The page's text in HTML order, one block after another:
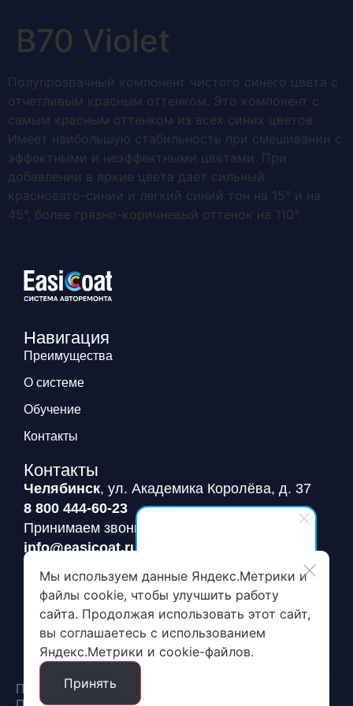
EasiCoat
Здравствуйте! Готовы помочь
вам. Напишите мне, если у
вас появятся вопросы.
В70 Violet
Полупрозрачный компонент чистого синего цвета с
отчетливым красным оттенком. Это компонент с
самым красным оттенком из всех синих цветов.
Имеет наибольшую стабильность при смешивании с
эффектными и неэффектными цветами. При
добавлении в яркие цвета дает сильный
красновато-синий и легкий синий тон на 15° и на
45°, более грязно-коричневый оттенок на 110°.
Навигация
Преимущества
О системе
Обучение
Контакты
Контакты
Челябинск, ул. Академика Королёва, д. 37
8 800 444-60-23
Принимаем звонки по РФ
info@easicoat.ru
Ждем ваши письма
Заявка на пробный пакет
Политика конфиденциальности
Мы используем данные Яндекс.Метрики и
файлы cookie, чтобы улучшить работу
сайта. Продолжая использовать этот сайт,
вы соглашаетесь с использованием
Яндекс.Метрики и cookie-файлов.
Принять